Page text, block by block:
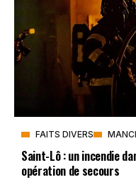
FAITS DIVERS
Saint-Lô : un incendie
opération de secours